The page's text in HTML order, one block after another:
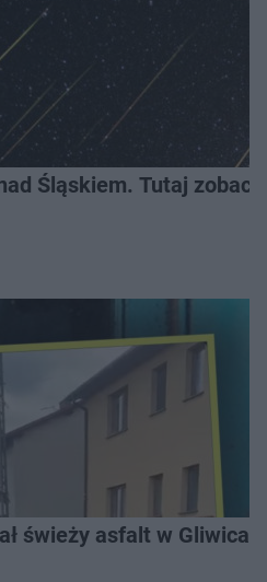
Śląskiem. Tutaj
świeży asfalt w